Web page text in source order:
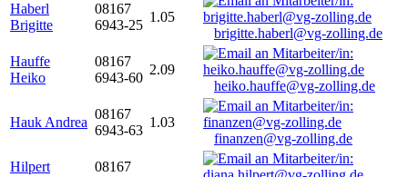
Haberl
Brigitte
08167
6943-25
1.05
brigitte.haberl@vg-zolling.de
Hauffe
Heiko
08167
6943-60
2.09
heiko.hauffe@vg-zolling.de
Hauk Andrea
08167
6943-63
1.03
finanzen@vg-zolling.de
Hilpert
08167